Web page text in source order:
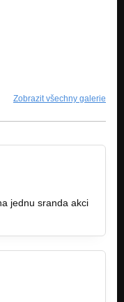
Zobrazit všechny galerie
jednu sranda akci